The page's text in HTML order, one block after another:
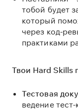
тобой будет
который
через код-
практиками
Твои Hard Skills
Тестовая
ведение